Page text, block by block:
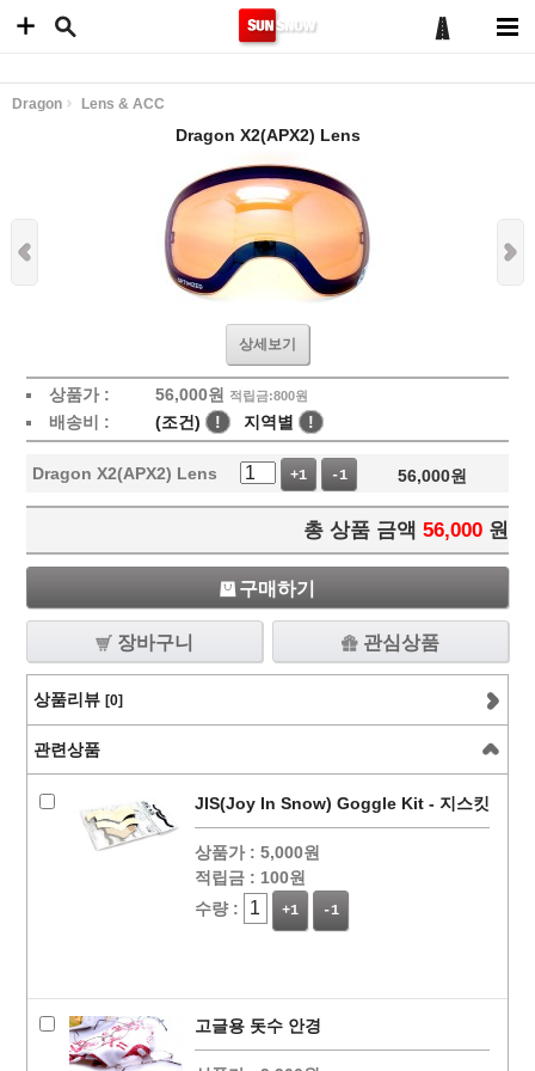
Dragon Lens & ACC
Dragon X2(APX2) Lens
상세보기
상품가 : 56,000원 적립금:800원
배송비 : (조건) ! 지역별 !
Dragon X2(APX2) Lens +1 -1 56,000원
총 상품 금액 56,000 원
구매하기
장바구니 관심상품
상품리뷰 [0]
관련상품
JIS(Joy In Snow) Goggle Kit - 지스킷
상품가 : 5,000원
적립금 : 100원
수량 :
+1 -1
고글용 돗수 안경